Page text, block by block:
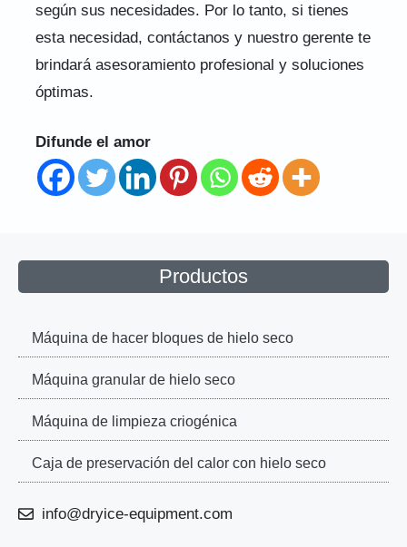
según sus necesidades. Por lo tanto, si tienes
esta necesidad, contáctanos y nuestro gerente te
brindará asesoramiento profesional y soluciones
óptimas.
Difunde el amor
Productos
Máquina de hacer bloques de hielo seco
Máquina granular de hielo seco
Máquina de limpieza criogénica
Caja de preservación del calor con hielo seco
info@dryice-equipment.com